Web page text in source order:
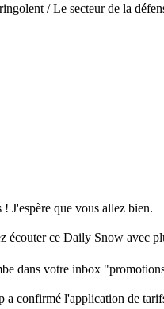
/ Le secteur de la
J'espère que vous allez bien.
écouter ce Daily Snow avec
dans votre inbox
a confirmé l'application de